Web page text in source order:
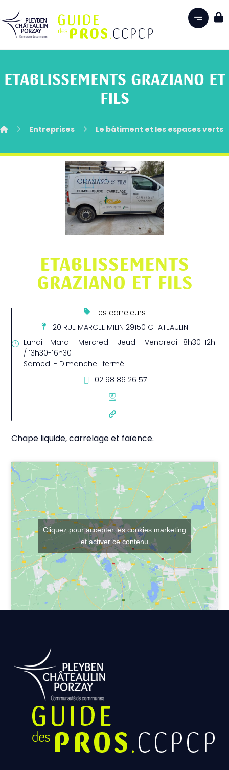
ETABLISSEMENTS GRAZIANO ET
FILS
Entreprises Le bâtiment et les espaces verts
ETABLISSEMENTS
GRAZIANO ET FILS
Les carreleurs
20 RUE MARCEL MILIN 29150 CHATEAULIN
Lundi - Mardi - Mercredi - Jeudi - Vendredi : 8h30-12h
/ 13h30-16h30
Samedi - Dimanche : fermé
02 98 86 26 57
Chape liquide, carrelage et faïence.
Cliquez pour accepter les cookies marketing
et activer ce contenu